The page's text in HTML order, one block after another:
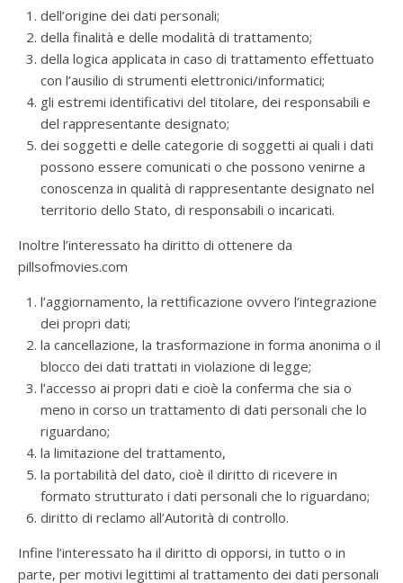
dell’origine dei dati personali;
della finalità e delle modalità di trattamento;
della logica applicata in caso di trattamento effettuato
con l’ausilio di strumenti elettronici/informatici;
gli estremi identificativi del titolare, dei responsabili e
del rappresentante designato;
dei soggetti e delle categorie di soggetti ai quali i dati
possono essere comunicati o che possono venirne a
conoscenza in qualità di rappresentante designato nel
territorio dello Stato, di responsabili o incaricati.
Inoltre l’interessato ha diritto di ottenere da
pillsofmovies.com
l’aggiornamento, la rettificazione ovvero l’integrazione
dei propri dati;
la cancellazione, la trasformazione in forma anonima o il
blocco dei dati trattati in violazione di legge;
l’accesso ai propri dati e cioè la conferma che sia o
meno in corso un trattamento di dati personali che lo
riguardano;
la limitazione del trattamento,
la portabilità del dato, cioè il diritto di ricevere in
formato strutturato i dati personali che lo riguardano;
diritto di reclamo all’Autorità di controllo.
Infine l’interessato ha il diritto di opporsi, in tutto o in
parte, per motivi legittimi al trattamento dei dati personali